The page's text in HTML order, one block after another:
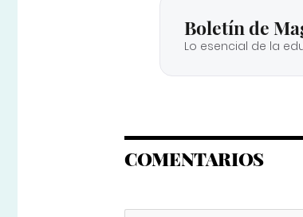
Boletín de
Lo esencial de la
COMENTARIOS